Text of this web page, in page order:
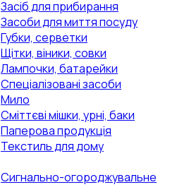
Засіб для прибирання
Засоби для миття посуду
Губки, серветки
Щітки, віники, совки
Лампочки, батарейки
Спеціалізовані засоби
Мило
Сміттєві мішки, урні, баки
Паперова продукція
Текстиль для дому
Сигнально-огороджувальне